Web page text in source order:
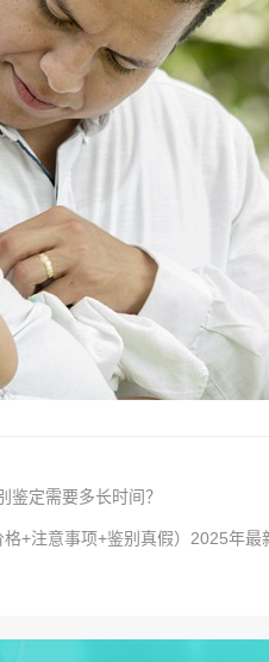
鉴定需要多长时间？
+注意事项+鉴别真假）2025年最